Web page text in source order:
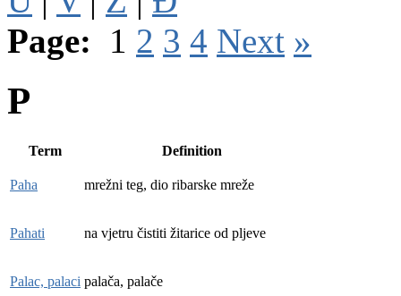
Page:
1 2 3 4 Next »
P
Term Definition
Paha mrežni teg, dio ribarske mreže
Pahati na vjetru čistiti žitarice od pljeve
Palac, palaci palača, palače